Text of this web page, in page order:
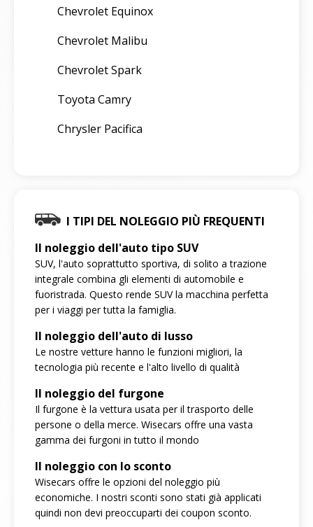
Chevrolet Equinox
Chevrolet Malibu
Chevrolet Spark
Toyota Camry
Chrysler Pacifica
I TIPI DEL NOLEGGIO PIÙ FREQUENTI
Il noleggio dell'auto tipo SUV
SUV, l'auto soprattutto sportiva, di solito a trazione
integrale combina gli elementi di automobile e
fuoristrada. Questo rende SUV la macchina perfetta
per i viaggi per tutta la famiglia.
Il noleggio dell'auto di lusso
Le nostre vetture hanno le funzioni migliori, la
tecnologia più recente e l'alto livello di qualità
Il noleggio del furgone
Il furgone è la vettura usata per il trasporto delle
persone o della merce. Wisecars offre una vasta
gamma dei furgoni in tutto il mondo
Il noleggio con lo sconto
Wisecars offre le opzioni del noleggio più
economiche. I nostri sconti sono stati già applicati
quindi non devi preoccuparti dei coupon sconto.